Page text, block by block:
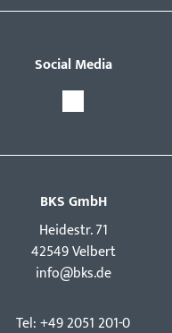
Social Media
BKS GmbH
Hei­destr. 71
42549 Velbert
info@bks.de
Tel: +49 2051 201-0